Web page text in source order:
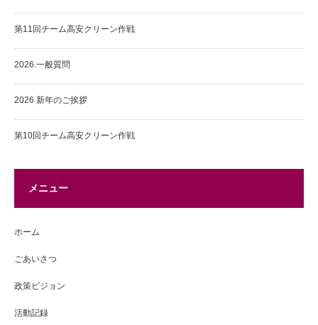
第11回チーム高安クリーン作戦
2026.一般質問
2026 新年のご挨拶
第10回チーム高安クリーン作戦
メニュー
ホーム
ごあいさつ
政策ビジョン
活動記録